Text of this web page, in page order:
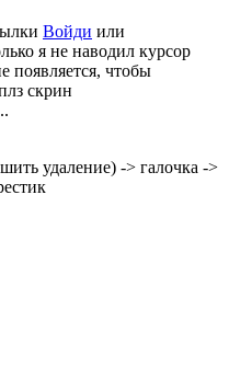
Войди или
я не наводил курсор
появляется, чтобы
скрин
удаление) -> галочка ->